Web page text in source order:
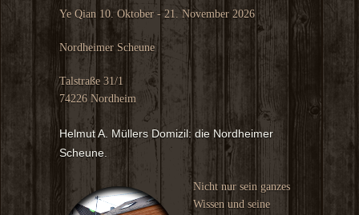
Ye Qian 10. Oktober - 21. November 2026
Nordheimer Scheune
Talstraße 31/1
74226 Nordheim
Helmut A. Müllers Domizil: die Nordheimer
Scheune.
Nicht nur sein ganzes
Wissen und seine